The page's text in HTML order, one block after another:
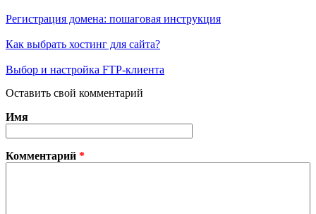
Регистрация домена: пошаговая инструкция
Как выбрать хостинг для сайта?
Выбор и настройка FTP-клиента
Оставить свой комментарий
Имя
Комментарий *